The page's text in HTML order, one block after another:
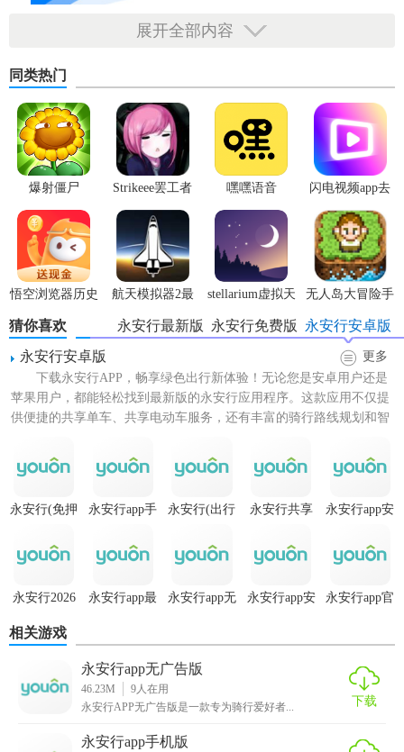
行方案，支持多种交通工具组合。
2. 实时公交追踪：精准显示公交车辆到站时间，有效避免长
时间等待。
3. 一键扫码骑行：支持共享单车无缝对接，快速解锁骑行，
展开全部内容
同类热门
爆射僵尸 Strikeee罢工者 嘿嘿语音
闪电视频app去
广告版
悟空浏览器历史
版本
航天模拟器2最
新版
stellarium虚拟天
文台
无人岛大冒险手
机版
猜你喜欢 永安行安卓版
永安行免费版
永安行最新版
永安行安卓版
更多
下载永安行APP，畅享绿色出行新体验！无论您是安卓用户还是
苹果用户，都能轻松找到最新版的永安行应用程序。这款应用不仅提
供便捷的共享单车、共享电动车服务，还有丰富的骑行路线规划和智
永安行(免押
永安行app手
永安行(出行
永安行共享
永安行app安
永安行2026
永安行app最
永安行app无
永安行app安
永安行app官
相关游戏
永安行app无广告版
46.23M 9 人在用
永安行APP无广告版是一款专为骑行爱好者...
下载
永安行app手机版